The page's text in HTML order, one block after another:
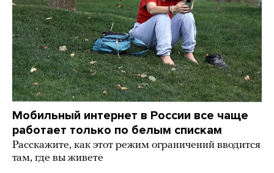
Мобильный интернет в России все чаще
работает только по белым спискам
Расскажите, как этот режим ограничений вводится
там, где вы живете